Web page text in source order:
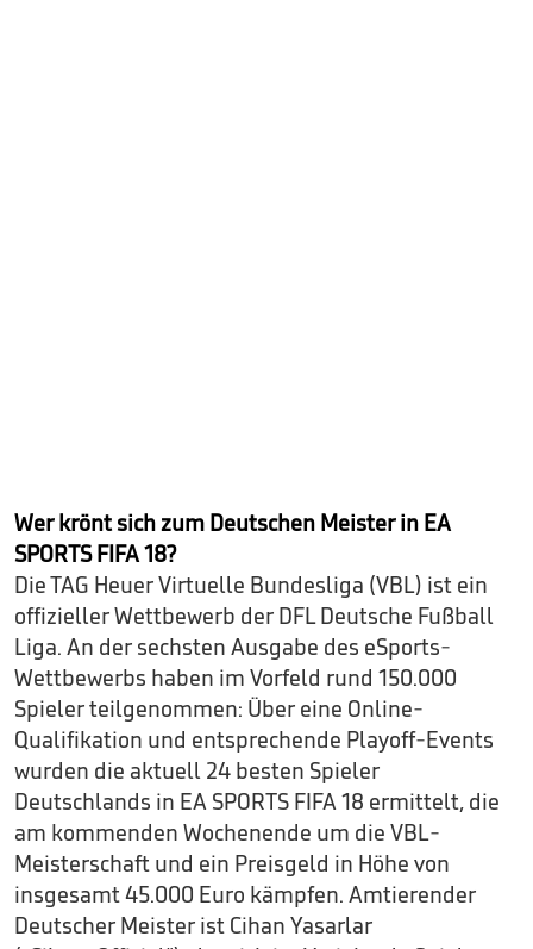
Wer krönt sich zum Deutschen Meister in EA
SPORTS FIFA 18?
Die TAG Heuer Virtuelle Bundesliga (VBL) ist ein
offizieller Wettbewerb der DFL Deutsche Fußball
Liga. An der sechsten Ausgabe des eSports-
Wettbewerbs haben im Vorfeld rund 150.000
Spieler teilgenommen: Über eine Online-
Qualifikation und entsprechende Playoff-Events
wurden die aktuell 24 besten Spieler
Deutschlands in EA SPORTS FIFA 18 ermittelt, die
am kommenden Wochenende um die VBL-
Meisterschaft und ein Preisgeld in Höhe von
insgesamt 45.000 Euro kämpfen. Amtierender
Deutscher Meister ist Cihan Yasarlar